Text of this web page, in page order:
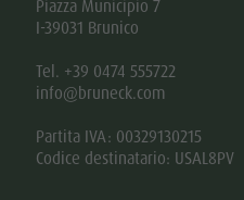
Piazza Municipio 7
I-39031 Brunico
Tel. +39 0474 555722
info@bruneck.com
Partita IVA: 00329130215
Codice destinatario: USAL8PV